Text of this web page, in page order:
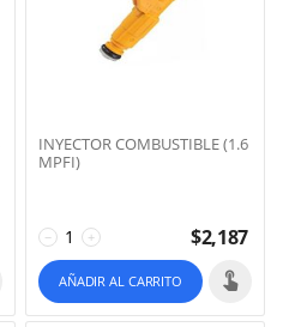
INYECTOR COMBUSTIBLE (1.6
MPFI)
+
− $2,187
AÑADIR AL CARRITO